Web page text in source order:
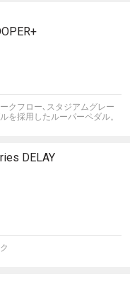
クフロー､スタジアムグレー
を採用したルーパーペダル。
DELAY